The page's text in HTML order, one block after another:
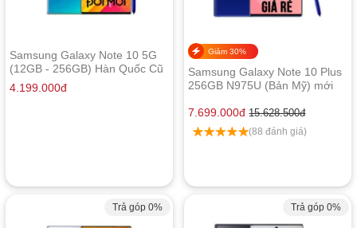
Samsung Galaxy Note 10 5G
(12GB - 256GB) Hàn Quốc Cũ
Like New
4.199.000đ
Giảm 30%
Samsung Galaxy Note 10 Plus
256GB N975U (Bản Mỹ) mới
7.699.000đ 15.628.500đ
(88 đánh giá)
Trả góp 0% Trả góp 0%